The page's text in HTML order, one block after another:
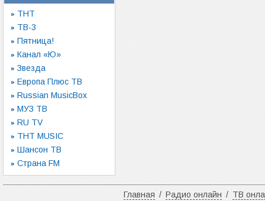
ТНТ
ТВ-3
Пятница!
Канал «Ю»
Звезда
Европа Плюс ТВ
Russian MusicBox
МУЗ ТВ
RU TV
ТНТ MUSIC
Шансон ТВ
Страна FM
Главная / Радио онлайн / ТВ